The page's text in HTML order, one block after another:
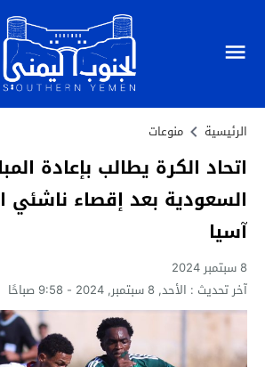
الرئيسية منوعات
اتحاد الكرة يطالب بإعادة
السعودية بعد إقصاء ناشئي
آسيا
8 سبتمبر 2024
آخر تحديث : الأحد, 8 سبتمبر, 2024 - 9:58 صباحًا